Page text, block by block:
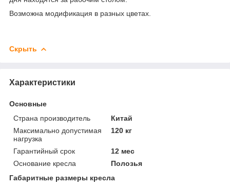
Возможна модификация в разных цветах.
Скрыть
Характеристики
Основные
Страна производитель
Китай
Максимально допустимая
нагрузка
120 кг
Гарантийный срок
12 мес
Основание кресла
Полозья
Габаритные размеры кресла